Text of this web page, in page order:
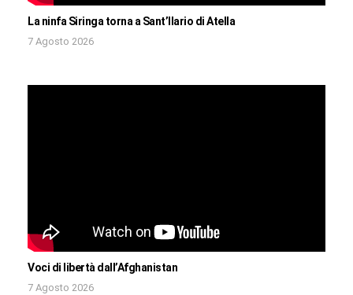
La ninfa Siringa torna a Sant’Ilario di Atella
7 Agosto 2026
Voci di libertà dall’Afghanistan
7 Agosto 2026